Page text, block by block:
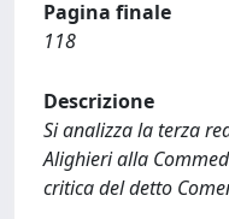
Pagina finale
118
Descrizione
Si analizza la terza
Alighieri alla
critica del detto